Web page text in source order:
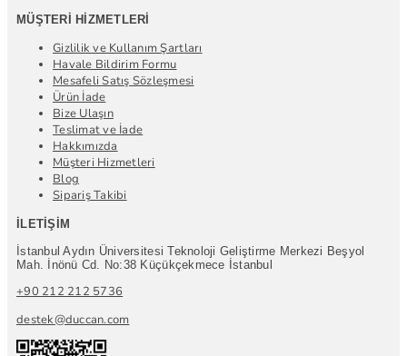
MÜŞTERI HIZMETLERI
Gizlilik ve Kullanım Şartları
Havale Bildirim Formu
Mesafeli Satış Sözleşmesi
Ürün İade
Bize Ulaşın
Teslimat ve İade
Hakkımızda
Müşteri Hizmetleri
Blog
Sipariş Takibi
İLETIŞIM
İstanbul Aydın Üniversitesi Teknoloji Geliştirme Merkezi Beşyol
Mah. İnönü Cd. No:38 Küçükçekmece İstanbul
+90 212 212 5736
destek@duccan.com